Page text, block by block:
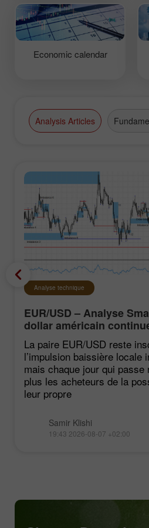
Economic calendar
Analysis Articles
Analyse technique
EUR/USD – Analyse
dollar américain
La paire EUR/USD reste
l’impulsion baissière locale
mais chaque jour qui passe
plus les acheteurs de la
leur propre
Samir Klishi
19:43 2026-08-07 +02:00